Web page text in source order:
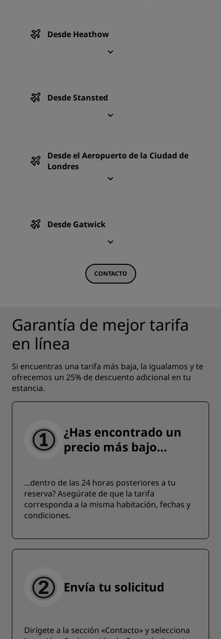
Desde Heathow
Desde Stansted
Desde el Aeropuerto de la Ciudad de
Londres
Desde Gatwick
CONTACTO
Garantía de mejor tarifa
en línea
Si encuentras una tarifa más baja, la igualamos y te
ofrecemos un 25% de descuento adicional en tu
estancia.
¿Has encontrado un
precio más bajo…
...dentro de las 24 horas posteriores a tu
reserva? Asegúrate de que la tarifa
corresponda a la misma habitación, fechas y
condiciones.
Envía tu solicitud
Dirígete a la sección «Contacto» y selecciona